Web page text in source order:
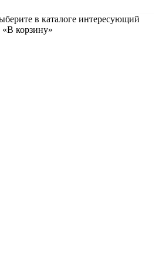
в каталоге интересующий
корзину»